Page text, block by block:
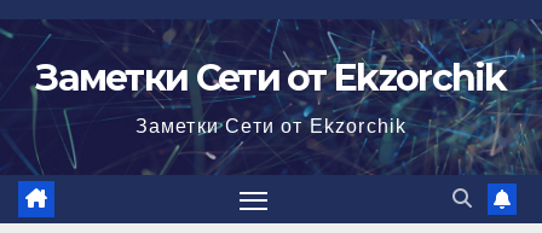
Перейти
содержимому
Заметки Сети от Ekzorchik
Заметки Сети от Ekzorchik